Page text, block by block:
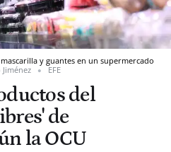
y guantes en un supermercado
EFE
del
de
la OCU